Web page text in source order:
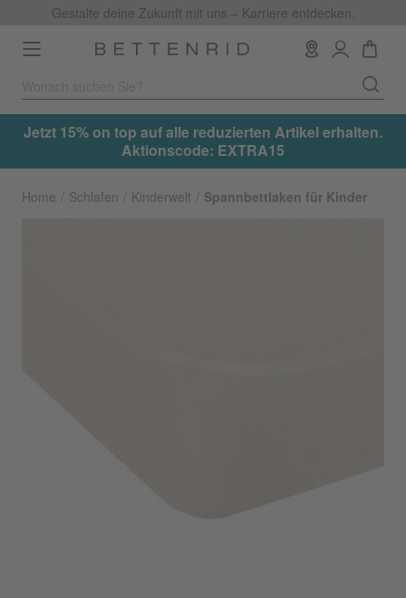
Gestalte deine Zukunft mit uns – Karriere entdecken.
Toggle
navigation
Jetzt 15% on top auf alle reduzierten Artikel erhalten.
Aktionscode: EXTRA15
Home Schlafen Kinderwelt Spannbettlaken für Kinder